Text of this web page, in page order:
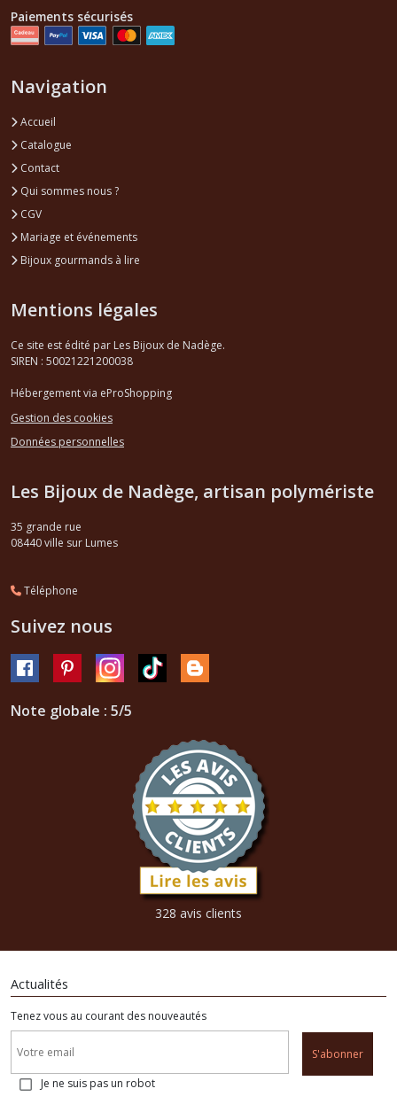
Paiements sécurisés
Navigation
Accueil
Catalogue
Contact
Qui sommes nous ?
CGV
Mariage et événements
Bijoux gourmands à lire
Mentions légales
Ce site est édité par Les Bijoux de Nadège.
SIREN : 50021221200038
Hébergement via eProShopping
Gestion des cookies
Données personnelles
Les Bijoux de Nadège, artisan polymériste
35 grande rue
08440ville sur Lumes
Téléphone
Suivez nous
Note globale : 5/5
328 avis clients
Actualités
Tenez vous au courant des nouveautés
S'abonner
Je ne suis pas un robot